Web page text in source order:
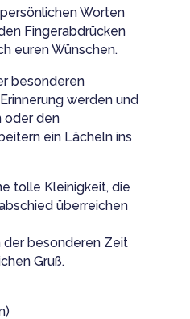
Worten
Fingerabdrücken
euren Wünschen.
besonderen
werden und
oder den
ein Lächeln ins
tolle Kleinigkeit, die
überreichen
der besonderen Zeit
Gruß.